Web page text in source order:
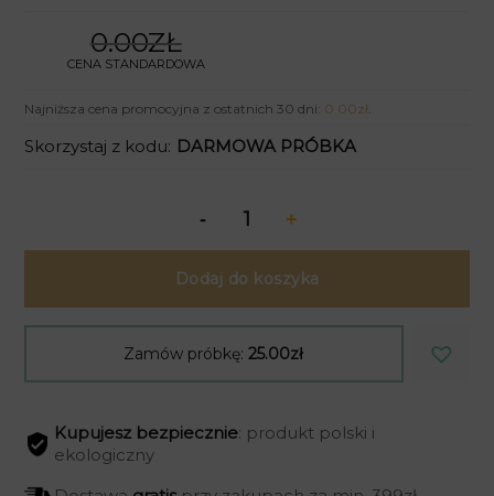
0.00ZŁ
CENA STANDARDOWA
Najniższa cena promocyjna z ostatnich 30 dni: 0.00zł
Skorzystaj z kodu: DARMOWA PRÓBKA
Dodaj do koszyka
Zamów próbkę:25.00zł
Kupujesz bezpiecznie: produkt polski i
ekologiczny